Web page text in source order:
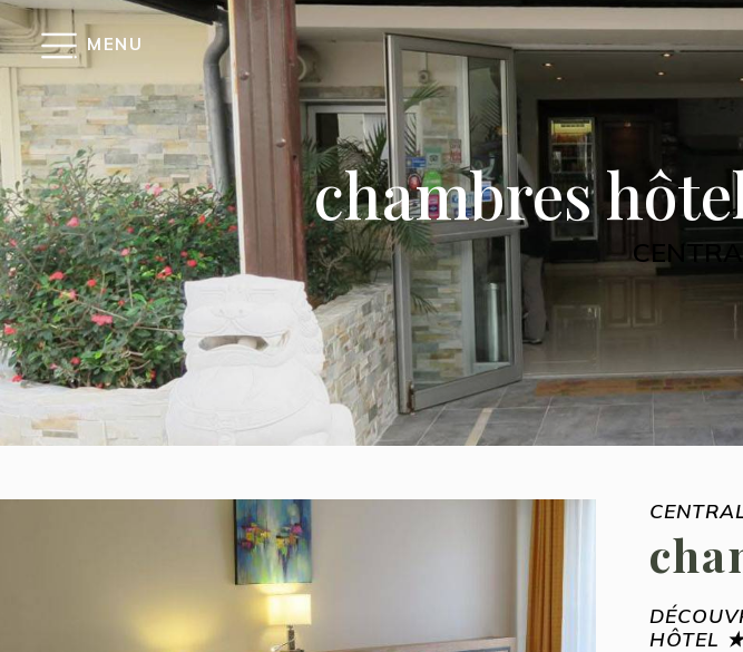
MENU
chambres
HÔTEL
Panneau de gestion des cookies